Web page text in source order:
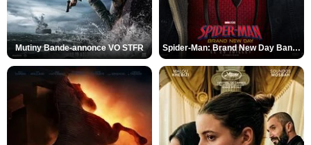
Mutiny Bande-annonce VO STFR Spider-Man: Brand New Day Bande-annonce VO STFR